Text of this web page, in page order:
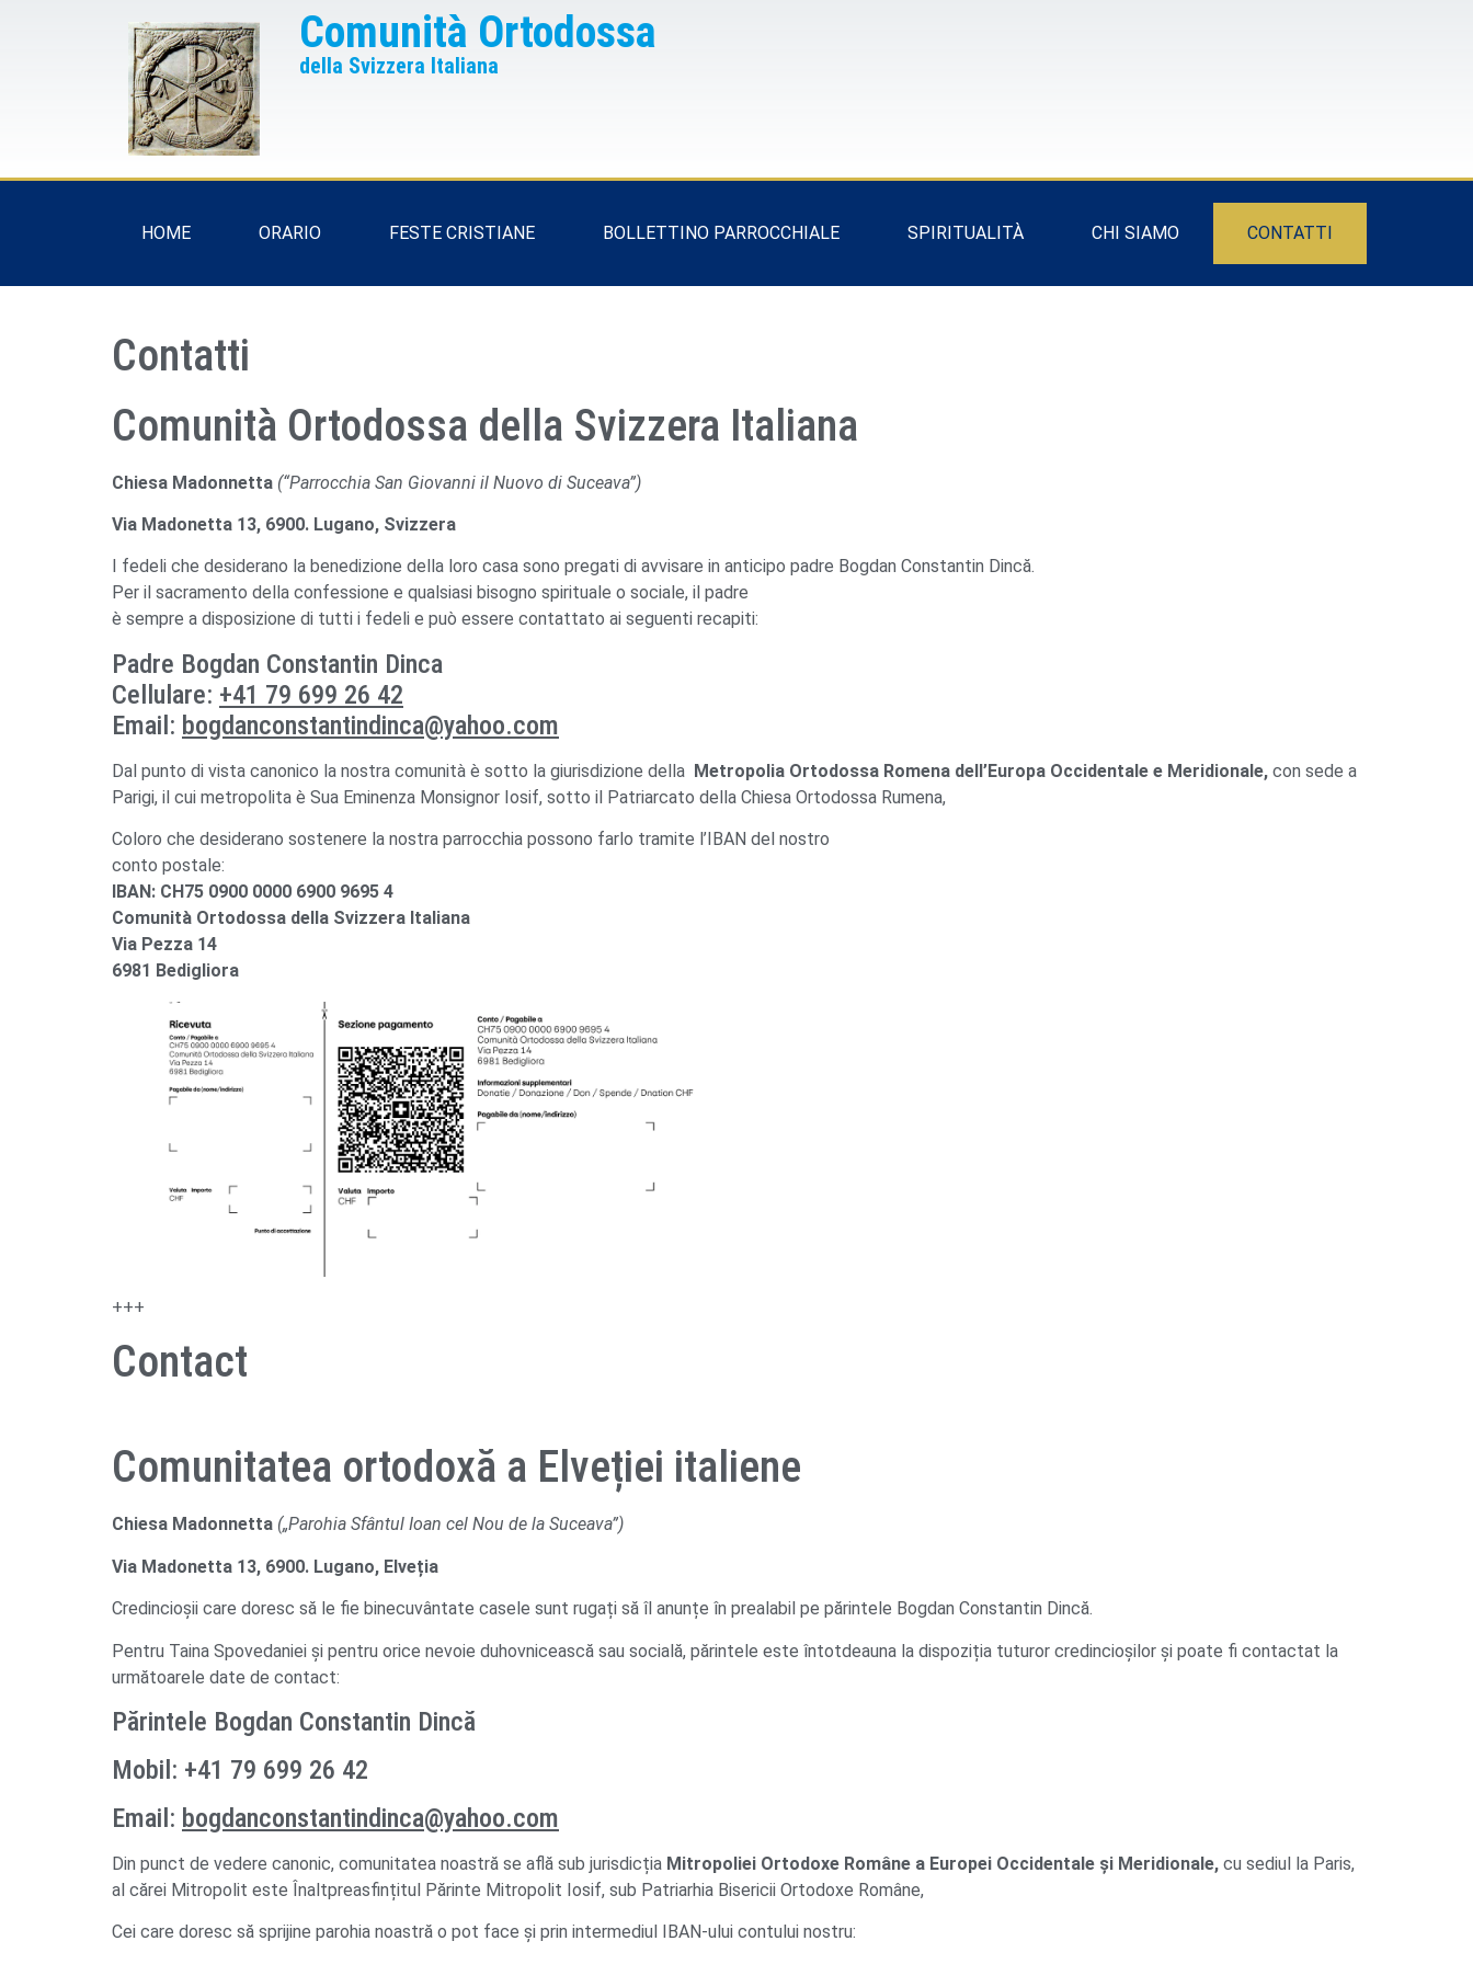
Comunità Ortodossa
della Svizzera Italiana
HOME ORARIO FESTE CRISTIANE BOLLETTINO PARROCCHIALE SPIRITUALITÀ CHI SIAMO CONTATTI
Contatti
Comunità Ortodossa della Svizzera Italiana
Chiesa Madonnetta (“Parrocchia San Giovanni il Nuovo di Suceava”)
Via Madonetta 13, 6900. Lugano, Svizzera
I fedeli che desiderano la benedizione della loro casa sono pregati di avvisare in anticipo padre Bogdan Constantin Dincă.
Per il sacramento della confessione e qualsiasi bisogno spirituale o sociale, il padre
è sempre a disposizione di tutti i fedeli e può essere contattato ai seguenti recapiti:
Padre Bogdan Constantin Dinca
Cellulare: +41 79 699 26 42
Email: bogdanconstantindinca@yahoo.com
Dal punto di vista canonico la nostra comunità è sotto la giurisdizione della Metropolia Ortodossa Romena dell’Europa Occidentale e Meridionale, con sede a
Parigi, il cui metropolita è Sua Eminenza Monsignor Iosif, sotto il Patriarcato della Chiesa Ortodossa Rumena,
Coloro che desiderano sostenere la nostra parrocchia possono farlo tramite l’IBAN del nostro
conto postale:
IBAN: CH75 0900 0000 6900 9695 4
Comunità Ortodossa della Svizzera Italiana
Via Pezza 14
6981 Bedigliora
+++
Contact
Comunitatea ortodoxă a Elveției italiene
Chiesa Madonnetta („Parohia Sfântul Ioan cel Nou de la Suceava”)
Via Madonetta 13, 6900. Lugano, Elveția
Credincioșii care doresc să le fie binecuvântate casele sunt rugați să îl anunțe în prealabil pe părintele Bogdan Constantin Dincă.
Pentru Taina Spovedaniei și pentru orice nevoie duhovnicească sau socială, părintele este întotdeauna la dispoziția tuturor credincioșilor și poate fi contactat la
următoarele date de contact:
Părintele Bogdan Constantin Dincă
Mobil: +41 79 699 26 42
Email: bogdanconstantindinca@yahoo.com
Din punct de vedere canonic, comunitatea noastră se află sub jurisdicția Mitropoliei Ortodoxe Române a Europei Occidentale și Meridionale, cu sediul la Paris,
al cărei Mitropolit este Înaltpreasfințitul Părinte Mitropolit Iosif, sub Patriarhia Bisericii Ortodoxe Române,
Cei care doresc să sprijine parohia noastră o pot face și prin intermediul IBAN-ului contului nostru: